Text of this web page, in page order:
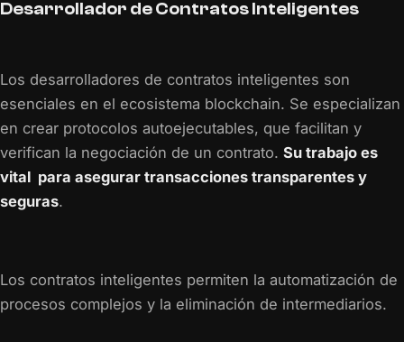
Desarrollador de Contratos Inteligentes
Los desarrolladores de contratos inteligentes son
esenciales en el ecosistema blockchain. Se especializan
en crear protocolos autoejecutables, que facilitan y
verifican la negociación de un contrato. Su trabajo es
vital para asegurar transacciones transparentes y
seguras.
Los contratos inteligentes permiten la automatización de
procesos complejos y la eliminación de intermediarios.